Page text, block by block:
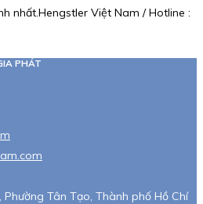
nhất.Hengstler Việt Nam / Hotline :
PHÁT
Phường Tân Tạo, Thành phố Hồ Chí